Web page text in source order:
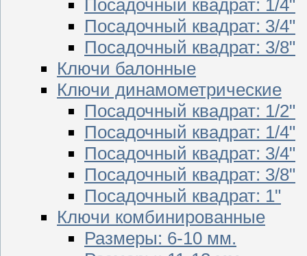
Посадочный квадрат: 1/4"
Посадочный квадрат: 3/4"
Посадочный квадрат: 3/8"
Ключи балонные
Ключи динамометрические
Посадочный квадрат: 1/2"
Посадочный квадрат: 1/4"
Посадочный квадрат: 3/4"
Посадочный квадрат: 3/8"
Посадочный квадрат: 1"
Ключи комбинированные
Размеры: 6-10 мм.